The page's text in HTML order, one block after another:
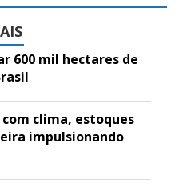
600 mil hectares de
clima, estoques
impulsionando